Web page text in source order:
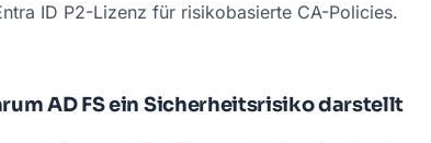
ID P2-Lizenz für risikobasierte CA-Policies.
AD FS ein Sicherheitsrisiko darstellt